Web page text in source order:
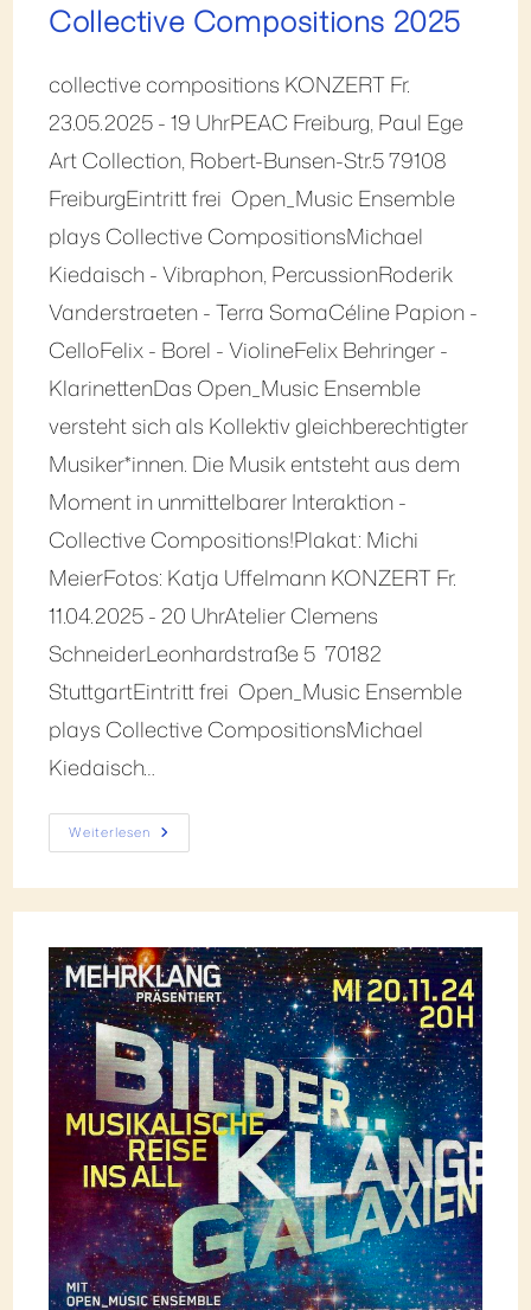
Collective Compositions 2025
collective compositions KONZERT Fr.
23.05.2025 - 19 UhrPEAC Freiburg, Paul Ege
Art Collection, Robert-Bunsen-Str.5 79108
FreiburgEintritt frei Open_Music Ensemble
plays Collective CompositionsMichael
Kiedaisch - Vibraphon, PercussionRoderik
Vanderstraeten - Terra SomaCéline Papion -
CelloFelix - Borel - ViolineFelix Behringer -
KlarinettenDas Open_Music Ensemble
versteht sich als Kollektiv gleichberechtigter
Musiker*innen. Die Musik entsteht aus dem
Moment in unmittelbarer Interaktion -
Collective Compositions!Plakat: Michi
MeierFotos: Katja Uffelmann KONZERT Fr.
11.04.2025 - 20 UhrAtelier Clemens
SchneiderLeonhardstraße 5 70182
StuttgartEintritt frei Open_Music Ensemble
plays Collective CompositionsMichael
Kiedaisch…
Weiterlesen